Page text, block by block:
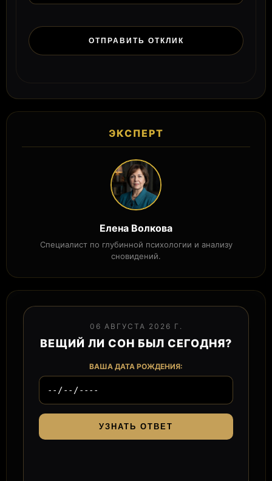
ЭКСПЕРТ
Елена Волкова
Специалист по глубинной психологии и анализу
сновидений.
06 АВГУСТА 2026 Г.
ВЕЩИЙ ЛИ СОН БЫЛ СЕГОДНЯ?
ВАША ДАТА РОЖДЕНИЯ:
УЗНАТЬ ОТВЕТ